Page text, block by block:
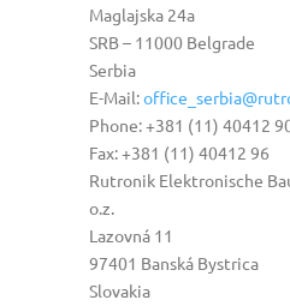
Maglajska 24a
SRB – 11000 Belgrade
Serbia
E-Mail:
Phone: +381 (11) 40412
Fax: +381 (11) 40412 96
Rutronik Elektronische
o.z.
Lazovná 11
97401 Banská Bystrica
Slovakia